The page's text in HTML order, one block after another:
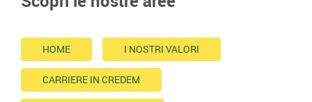
HOME I NOSTRI VALORI
CARRIERE IN CREDEM